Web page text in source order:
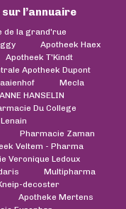
l’annuaire
de la grand'rue
Apotheek Haex
Apotheek T'Kindt
Apotheek Dupont
Mecla
HANSELIN
Du College
Pharmacie Zaman
Veltem - Pharma
Veronique Ledoux
Multipharma
decoster
Apotheke Mertens